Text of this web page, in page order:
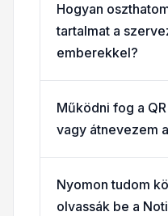
Hogyan
tartalmat a
emberekkel?
Működni fog a
vagy átnevezem
Nyomon tudom
olvassák be a